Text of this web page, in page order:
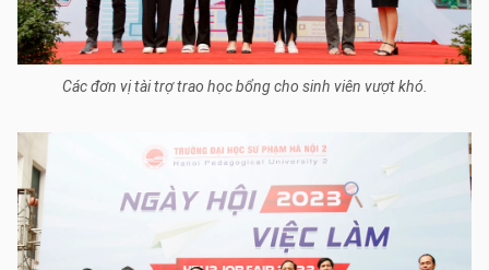
Các đơn vị tài trợ trao học bổng cho sinh viên vượt khó.